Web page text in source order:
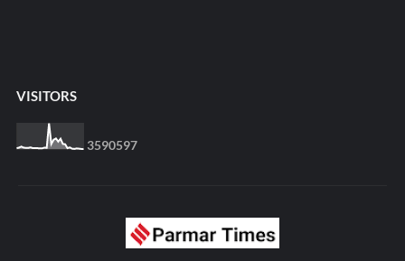
VISITORS
3590597